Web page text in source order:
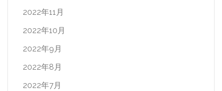
2022年11月
2022年10月
2022年9月
2022年8月
2022年7月